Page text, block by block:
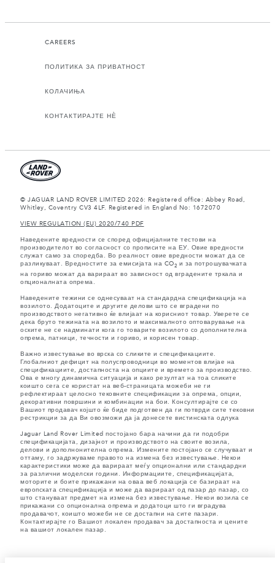
CAREERS
ПОЛИТИКА ЗА ПРИВАТНОСТ
КОЛАЧИЊА
КОНТАКТИРАЈТЕ НЀ
© JAGUAR LAND ROVER LIMITED 2026: Registered office: Abbey Road,
Whitley, Coventry CV3 4LF. Registered in England No: 1672070
VIEW REGULATION (EU) 2020/740 PDF
Наведените вредности се според официјалните тестови на
производителот во согласност со прописите на ЕУ. Овие вредности
служат само за споредба. Во реалност овие вредности можат да се
разликуваат. Вредностите за емисијата на CO2 и за потрошувачката
на гориво можат да варираат во зависност од вградените тркала и
опционалната опрема.
Наведените тежини се однесуваат на стандардна спецификација на
возилото. Додатоците и другите делови што се вградени по
производството негативно ќе влијаат на корисниот товар. Уверете се
дека бруто тежината на возилото и максималното оптоварување на
оските не се надминати кога го товарите возилото со дополнителна
опрема, патници, течности и гориво, и корисен товар.
Важно известување во врска со сликите и спецификациите.
Глобалниот дефицит на полуспроводници во моментов влијае на
спецификациите, достапноста на опциите и времето за производство.
Ова е многу динамична ситуација и како резултат на тоа сликите
коишто сега се користат на веб-страницата можеби не ги
рефлектираат целосно тековните спецификации за опрема, опции,
декоративни површини и комбинации на бои. Консултирајте се со
Вашиот продавач којшто ќе биде подготвен да ги потврди сите тековни
рестрикции за да Ви овозможи да ја донесете вистинската одлука
Jaguar Land Rover Limited постојано бара начини да ги подобри
спецификацијата, дизајнот и производството на своите возила,
делови и дополнонителна опрема. Измените постојано се случуваат и
оттаму, го задржуваме правото на измена без известување. Некои
карактеристики може да варираат меѓу опционални или стандардни
за различни моделски години. Информациите, спецификацијата,
моторите и боите прикажани на оваа веб локација се базираат на
европската спецификација и може да варираат од пазар до пазар, со
што стануваат предмет на измена без известување. Некои возила се
прикажани со опционална опрема и додатоци што ги вградува
продавачот, коишто можеби не се достапни на сите пазари.
Контактирајте го Вашиот локален продавач за достапноста и цените
на вашиот локален пазар.